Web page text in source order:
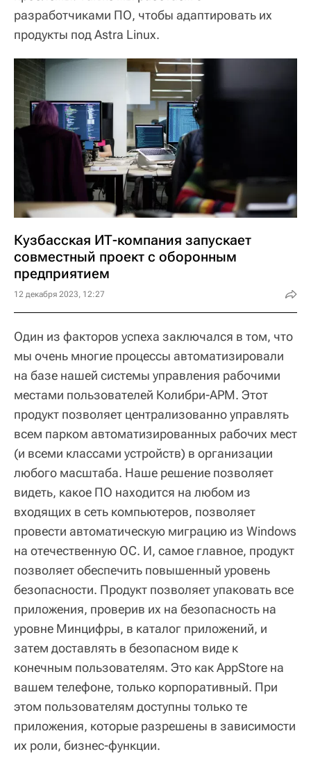
разработчиками ПО, чтобы адаптировать их
продукты под Astra Linux.
Кузбасская ИТ-компания запускает
совместный проект с оборонным
предприятием
12 декабря 2023, 12:27
Один из факторов успеха заключался в том, что
мы очень многие процессы автоматизировали
на базе нашей системы управления рабочими
местами пользователей Колибри-АРМ. Этот
продукт позволяет централизованно управлять
всем парком автоматизированных рабочих мест
(и всеми классами устройств) в организации
любого масштаба. Наше решение позволяет
видеть, какое ПО находится на любом из
входящих в сеть компьютеров, позволяет
провести автоматическую миграцию из Windows
на отечественную ОС. И, самое главное, продукт
позволяет обеспечить повышенный уровень
безопасности. Продукт позволяет упаковать все
приложения, проверив их на безопасность на
уровне Минцифры, в каталог приложений, и
затем доставлять в безопасном виде к
конечным пользователям. Это как AppStore на
вашем телефоне, только корпоративный. При
этом пользователям доступны только те
приложения, которые разрешены в зависимости
их роли, бизнес-функции.